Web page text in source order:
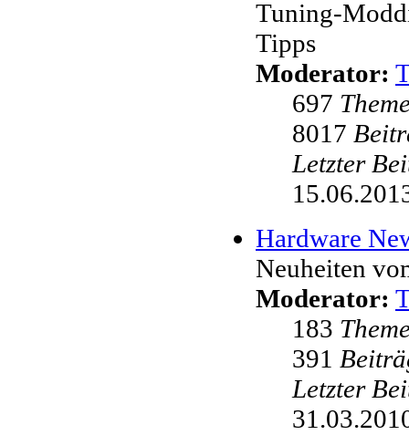
Tuning-
Tipps
Moderator:
697
8017
Letzter
Hardware
Neuheiten
Moderator:
183
391
Letzter